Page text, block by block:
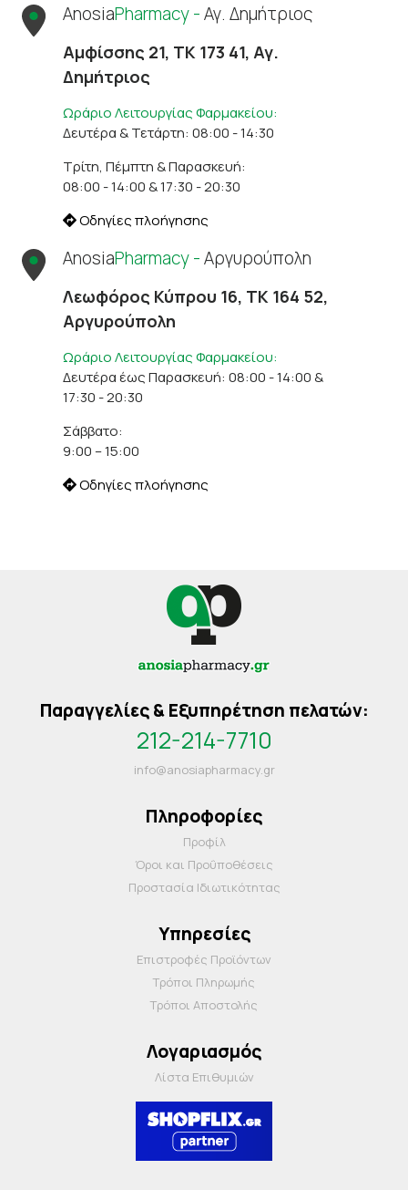
AnosiaPharmacy -Αγ. Δημήτριος
Αμφίσσης 21, ΤΚ 173 41, Αγ.
Δημήτριος
Ωράριο Λειτουργίας Φαρμακείου:
Δευτέρα & Τετάρτη: 08:00 - 14:30
Τρίτη, Πέμπτη & Παρασκευή:
08:00 - 14:00 & 17:30 - 20:30
Οδηγίες πλοήγησης
AnosiaPharmacy -Αργυρούπολη
Λεωφόρος Κύπρου 16, ΤΚ 164 52,
Αργυρούπολη
Ωράριο Λειτουργίας Φαρμακείου:
Δευτέρα έως Παρασκευή: 08:00 - 14:00 &
17:30 - 20:30
Σάββατο:
9:00 – 15:00
Οδηγίες πλοήγησης
Παραγγελίες & Εξυπηρέτηση πελατών:
212-214-7710
info@anosiapharmacy.gr
Πληροφορίες
Προφίλ
Όροι και Προΰποθέσεις
Προστασία Ιδιωτικότητας
Υπηρεσίες
Επιστροφές Προϊόντων
Τρόποι Πληρωμής
Τρόποι Αποστολής
Λογαριασμός
Λίστα Επιθυμιών